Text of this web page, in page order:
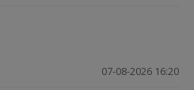
07-08-2026 16:20